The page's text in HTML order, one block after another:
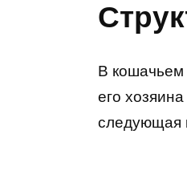
В кошачьем
его
следующая